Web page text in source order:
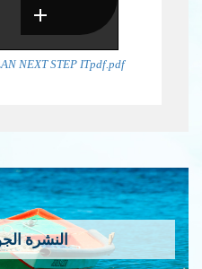
NEXT STEP ITpdf.pdf
النشرة